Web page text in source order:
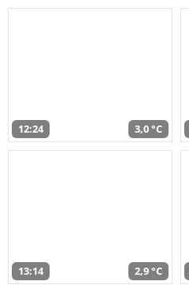
12:24 3,0 °C
13:14 2,9 °C